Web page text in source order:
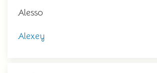
Alesso
Alexey